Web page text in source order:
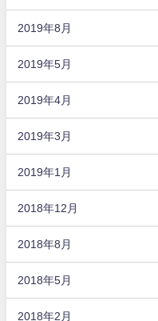
2019年8月
2019年5月
2019年4月
2019年3月
2019年1月
2018年12月
2018年8月
2018年5月
2018年2月